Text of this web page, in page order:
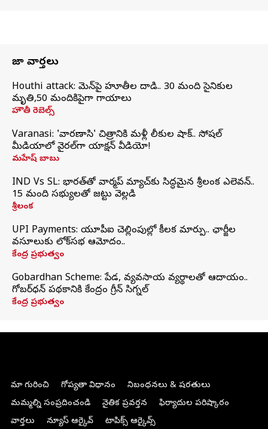
తాజా వార్తలు
Houthi attack: యెమెన్‌పై హూతీల దాడి.. 30 మంది సైనికుల
మృతి,50 మందికిపైగా గాయాలు
హౌతీ రెబెల్స్
Varanasi: 'వారణాసి' చిత్రానికి మళ్లీ లీకుల షాక్.. సోషల్
మీడియాలో వైరల్‌గా యాక్షన్ వీడియో!
మహేష్ బాబు
IND Vs SL: భారత్‌తో వార్మప్‌ మ్యాచ్‌కు సిద్ధమైన శ్రీలంక ఎలెవన్..
15 మంది సభ్యులతో జట్టు వెల్లడి
శ్రీలంక
UPI Payments: యూపీఐ చెల్లింపుల్లో కీలక మార్పు.. ఛార్జీల
వసూలుకు లోక్‌సభ ఆమోదం..
కేంద్ర ప్రభుత్వం
Gobardhan Scheme: పేడ, వ్యవసాయ వ్యర్థాలతో ఆదాయం..
గోబర్‌ధన్ పథకానికి కేంద్రం గ్రీన్ సిగ్నల్
కేంద్ర ప్రభుత్వం
మా గురించి గోప్యతా విధానం
నిబంధనలు & షరతులు
మమ్మల్ని సంప్రదించండి
నైతిక ప్రవర్తన
ఫిర్యాదుల పరిష్కారం
వార్తలు
న్యూస్ ఆర్కైవ్ టాపిక్స్ ఆర్కైవ్స్